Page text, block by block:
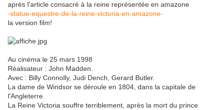
après l'article consacré à la reine représentée en amazone
-statue-equestre-de-la-reine-victoria-en-amazone-
la version film!
Au cinéma le 25 mars 1998
Réalisateur : John Madden.
Avec : Billy Connolly, Judi Dench, Gerard Butler.
La dame de Windsor se déroule en 1804, dans la capitale de
l'Angleterre.
La Reine Victoria souffre terriblement, après la mort du prince